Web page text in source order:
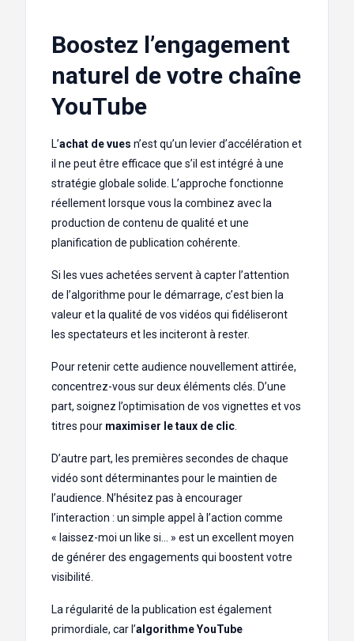
Boostez l’engagement
naturel de votre chaîne
YouTube
L’achat de vues n’est qu’un levier d’accélération et
il ne peut être efficace que s’il est intégré à une
stratégie globale solide. L’approche fonctionne
réellement lorsque vous la combinez avec la
production de contenu de qualité et une
planification de publication cohérente.
Si les vues achetées servent à capter l’attention
de l’algorithme pour le démarrage, c’est bien la
valeur et la qualité de vos vidéos qui fidéliseront
les spectateurs et les inciteront à rester.
Pour retenir cette audience nouvellement attirée,
concentrez-vous sur deux éléments clés. D’une
part, soignez l’optimisation de vos vignettes et vos
titres pour maximiser le taux de clic
D’autre part, les premières secondes de chaque
vidéo sont déterminantes pour le maintien de
l’audience. N’hésitez pas à encourager
l’interaction : un simple appel à l’action comme
« laissez-moi un like si… » est un excellent moyen
de générer des engagements qui boostent votre
visibilité.
La régularité de la publication est également
primordiale, car l’algorithme YouTube